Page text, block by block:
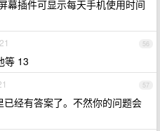
幕插件可显示每天手机使用时间
56
等 13
57
经有答案了。不然你的问题会